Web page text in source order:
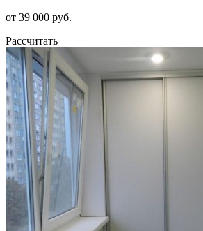
от 39 000 руб.
Рассчитать